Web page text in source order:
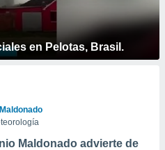
en Pelotas, Brasil.
Maldonado advierte de